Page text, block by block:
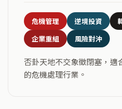
危機管理 逆境投資
企業重組
風險對沖
否卦天地不交象徵閉塞，適
的危機處理行業。